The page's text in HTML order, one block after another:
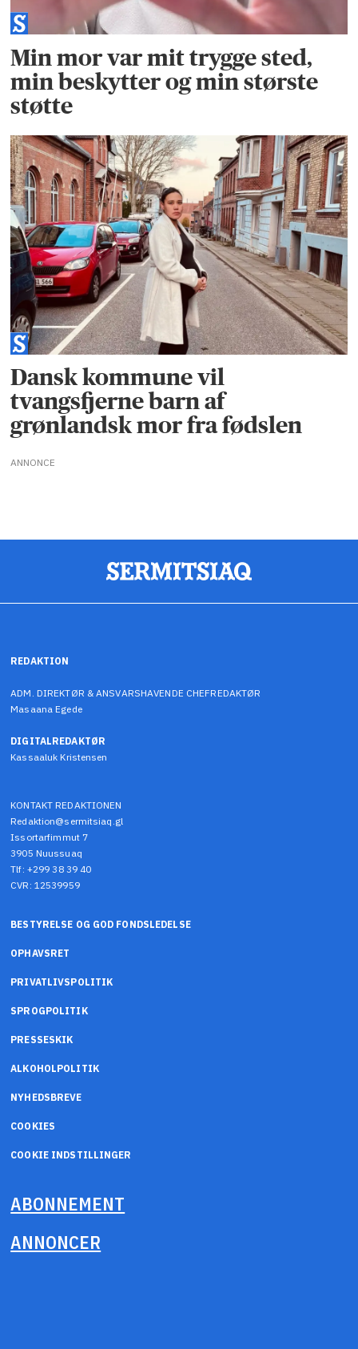
Min mor var mit trygge sted,
min beskytter og min største
støtte
Dansk kommune vil
tvangsfjerne barn af
grønlandsk mor fra fødslen
ANNONCE
REDAKTION
ADM. DIREKTØR & ANSVARSHAVENDE CHEFREDAKTØR
Masaana Egede
DIGITALREDAKTØR
Kassaaluk Kristensen
KONTAKT REDAKTIONEN
Redaktion@sermitsiaq.gl
Issortarfimmut 7
3905 Nuussuaq
Tlf: +299 38 39 40
CVR: 12539959
BESTYRELSE OG GOD FONDSLEDELSE
OPHAVSRET
PRIVATLIVSPOLITIK
SPROGPOLITIK
PRESSESKIK
ALKOHOLPOLITIK
NYHEDSBREVE
COOKIES
COOKIE INDSTILLINGER
ABONNEMENT
ANNONCER